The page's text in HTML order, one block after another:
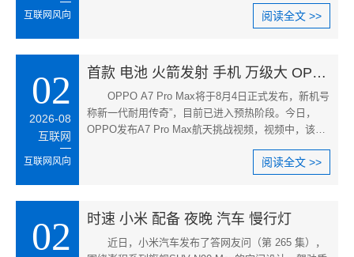
互联网风向 阅读全文 >>
02
2026-08
互联网
互联网风向
首款 电池 火箭发射 手机 万级大 OPPO
OPPO A7 Pro Max将于8月4日正式发布，新机号
称新一代耐用传奇”，目前已进入预热阶段。今日，
OPPO发布A7 Pro Max航天挑战视频，视频中，该机
阅读全文 >>
02 时速 小米 配备 夜晚 汽车 慢行灯
近日，小米汽车发布了答网友问（第 265 集），